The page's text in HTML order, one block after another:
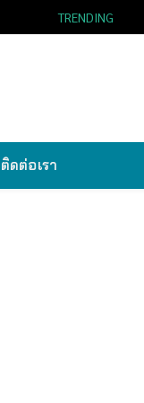
TRENDING
ติดต่อเรา